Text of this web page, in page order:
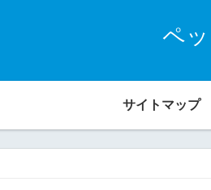
ペ
サイトマップ